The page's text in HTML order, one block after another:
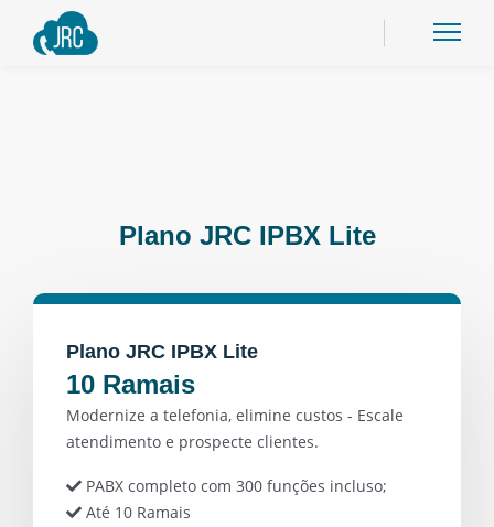
Plano JRC IPBX Lite
Plano JRC IPBX Lite
10 Ramais
Modernize a telefonia, elimine custos - Escale
atendimento e prospecte clientes.
PABX completo com 300 funções incluso;
Até 10 Ramais